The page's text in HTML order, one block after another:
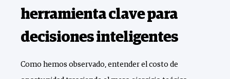
herramienta clave para
decisiones inteligentes
Como hemos observado, entender el costo de